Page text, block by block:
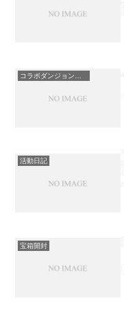
コラボダンジョン攻略
活動日記
宝箱開封